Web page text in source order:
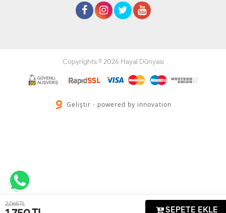
2,065 TL
SEPETE EKLE
Copyrights © 2026 Hayal Dünyası
Geliştir - powered by innovation